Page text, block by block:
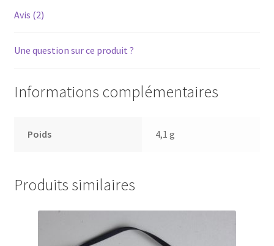
vinyle
Avis (2)
Une question sur ce produit ?
Informations complémentaires
Poids 4,1 g
Produits similaires